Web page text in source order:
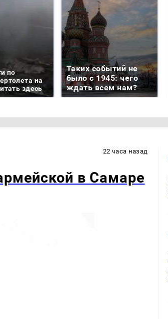
по
на
здесь
Таких событий не
было с 1945: чего
ждать всем нам?
22 часа назад
в Самаре